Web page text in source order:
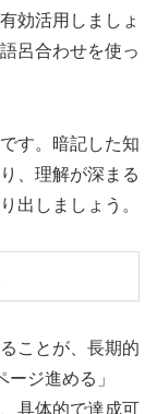
効活用しましょ
呂合わせを使っ
す。暗記した知
、理解が深まる
出しましょう。
ことが、長期的
ジ進める」
具体的で達成可